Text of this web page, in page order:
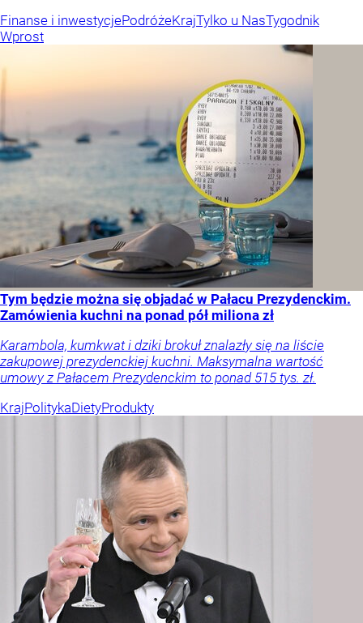
Finanse i inwestycjePodróżeKrajTylko u NasTygodnik
Wprost
Tym będzie można się objadać w Pałacu Prezydenckim.
Zamówienia kuchni na ponad pół miliona zł
Karambola, kumkwat i dziki brokuł znalazły się na liście
zakupowej prezydenckiej kuchni. Maksymalna wartość
umowy z Pałacem Prezydenckim to ponad 515 tys. zł.
KrajPolitykaDietyProdukty